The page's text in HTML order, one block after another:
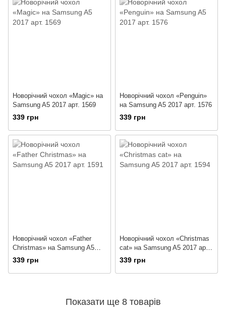
Новорічний чохол «Magic» на
Samsung A5 2017 арт. 1569
339 грн
Новорічний чохол «Penguin»
на Samsung A5 2017 арт. 1576
339 грн
Новорічний чохол «Father
Christmas» на Samsung A5
2017 арт. 1591
339 грн
Новорічний чохол «Christmas
cat» на Samsung A5 2017 арт.
1594
339 грн
Показати ще 8 товарів